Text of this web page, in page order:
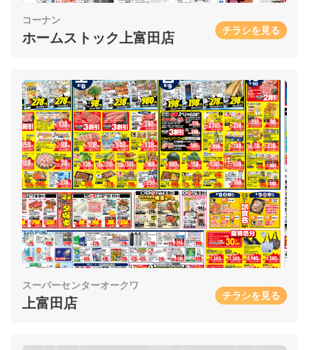
コーナン
ホームストック上富田店 チラシを見る
スーパーセンターオークワ
上富田店 チラシを見る